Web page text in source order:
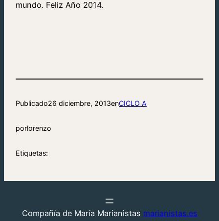
mundo. Feliz Año 2014.
Publicado26 diciembre, 2013enCICLO A
porlorenzo
Etiquetas:
Compañía de María Marianistas marianistas.es